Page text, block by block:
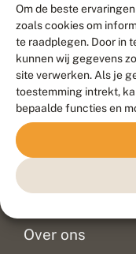
Om de beste
zoals cookies om
te raadplegen. Door in
kunnen wij gegevens
site verwerken. Als je
toestemming intrekt,
bepaalde functies en
Contact
Veelgestelde
Doneer
Over ons
Meld
©
Duurzaam